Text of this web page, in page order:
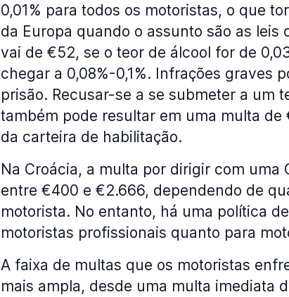
0,01% para todos os motoristas, o que
da Europa quando o assunto são as
vai de €52, se o teor de álcool for de
chegar a 0,08%-0,1%. Infrações graves
prisão. Recusar-se a se submeter a um
também pode resultar em uma multa
da carteira de habilitação.
Na Croácia, a multa por dirigir com uma
entre €400 e €2.666, dependendo de
motorista. No entanto, há uma política
motoristas profissionais quanto para
A faixa de multas que os motoristas
mais ampla, desde uma multa imediata